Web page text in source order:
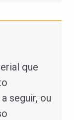
que
seguir, ou